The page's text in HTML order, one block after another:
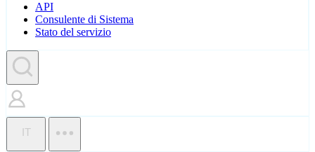
API
Consulente di Sistema
Stato del servizio
IT